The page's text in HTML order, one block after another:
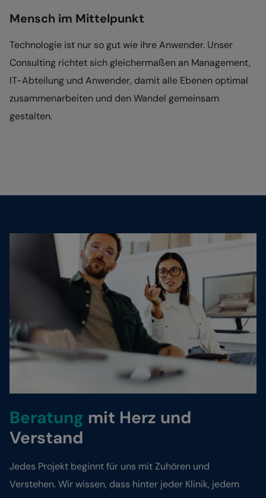
Mensch im Mittelpunkt
Technologie ist nur so gut wie ihre Anwender. Unser
Consulting richtet sich gleichermaßen an Management,
IT-Abteilung und Anwender, damit alle Ebenen optimal
zusammenarbeiten und den Wandel gemeinsam
gestalten.
Beratung mit Herz und
Verstand
Jedes Projekt beginnt für uns mit Zuhören und
Verstehen. Wir wissen, dass hinter jeder Klinik, jedem